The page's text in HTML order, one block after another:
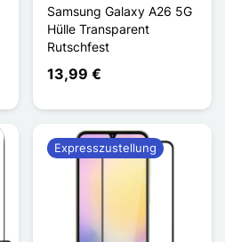
Samsung Galaxy A26 5G
Hülle Transparent
Rutschfest
13,99 €
Expresszustellung